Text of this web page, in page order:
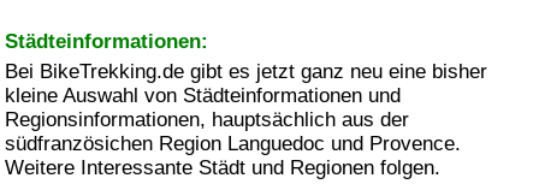
Städteinformationen:
Bei BikeTrekking.de gibt es jetzt ganz neu eine bisher
kleine Auswahl von Städteinformationen und
Regionsinformationen, hauptsächlich aus der
südfranzösichen Region Languedoc und Provence.
Weitere Interessante Städt und Regionen folgen.